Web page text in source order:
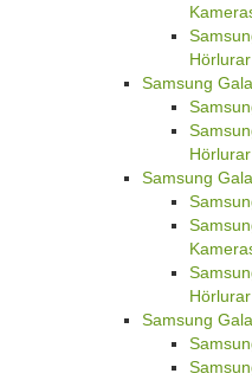
Hörlurar
Samsung
Hörlurar
Samsung
Hörlurar
Samsung